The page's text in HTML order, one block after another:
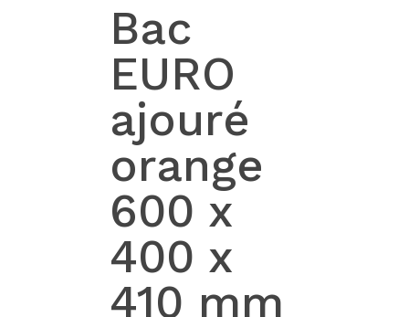
Bac
EURO
ajouré
orange
600 x
400 x
410 mm